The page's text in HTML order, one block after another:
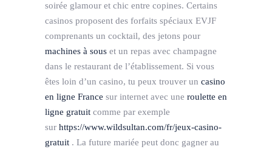
soirée glamour et chic entre copines. Certains
casinos proposent des forfaits spéciaux EVJF
comprenants un cocktail, des jetons pour
machines à sous et un repas avec champagne
dans le restaurant de l’établissement. Si vous
êtes loin d’un casino, tu peux trouver un casino
en ligne France sur internet avec une roulette en
ligne gratuit comme par exemple
sur https://www.wildsultan.com/fr/jeux-casino-
gratuit . La future mariée peut donc gagner au